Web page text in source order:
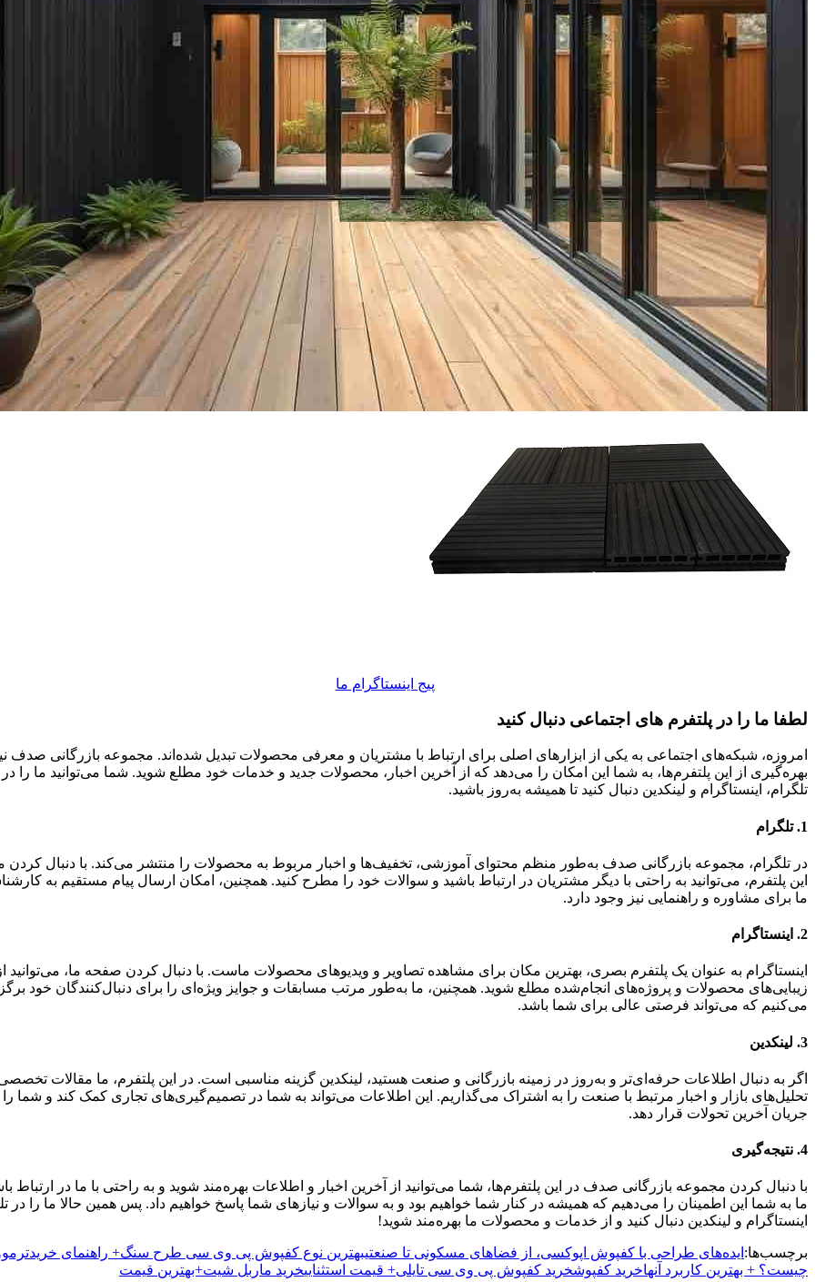
پیج اینستاگرام ما
لطفا ما را در پلتفرم های اجتماعی دنبال کنید
امروزه، شبکه‌های اجتماعی به یکی از ابزارهای اصلی برای ارتباط با مشتریان و معرفی محصولات تبدیل شده‌اند. مجموعه بازرگانی صدف
بهره‌گیری از این پلتفرم‌ها، به شما این امکان را می‌دهد که از آخرین اخبار، محصولات جدید و خدمات خود مطلع شوید. شما می‌توانید ما را در
تلگرام، اینستاگرام و لینکدین دنبال کنید تا همیشه به‌روز باشید.
1. تلگرام
در تلگرام، مجموعه بازرگانی صدف به‌طور منظم محتوای آموزشی، تخفیف‌ها و اخبار مربوط به محصولات را منتشر می‌کند. با دنبال کردن
این پلتفرم، می‌توانید به راحتی با دیگر مشتریان در ارتباط باشید و سوالات خود را مطرح کنید. همچنین، امکان ارسال پیام مستقیم به
ما برای مشاوره و راهنمایی نیز وجود دارد.
2. اینستاگرام
اینستاگرام به عنوان یک پلتفرم بصری، بهترین مکان برای مشاهده تصاویر و ویدیوهای محصولات ماست. با دنبال کردن صفحه ما، می‌توانید
زیبایی‌های محصولات و پروژه‌های انجام‌شده مطلع شوید. همچنین، ما به‌طور مرتب مسابقات و جوایز ویژه‌ای را برای دنبال‌کنندگان خود
می‌کنیم که می‌تواند فرصتی عالی برای شما باشد.
3. لینکدین
اگر به دنبال اطلاعات حرفه‌ای‌تر و به‌روز در زمینه بازرگانی و صنعت هستید، لینکدین گزینه مناسبی است. در این پلتفرم، ما مقالات
تحلیل‌های بازار و اخبار مرتبط با صنعت را به اشتراک می‌گذاریم. این اطلاعات می‌تواند به شما در تصمیم‌گیری‌های تجاری کمک کند و شما را
جریان آخرین تحولات قرار دهد.
4. نتیجه‌گیری
با دنبال کردن مجموعه بازرگانی صدف در این پلتفرم‌ها، شما می‌توانید از آخرین اخبار و اطلاعات بهره‌مند شوید و به راحتی با ما در ارتباط
ما به شما این اطمینان را می‌دهیم که همیشه در کنار شما خواهیم بود و به سوالات و نیازهای شما پاسخ خواهیم داد. پس همین حالا ما را در
اینستاگرام و لینکدین دنبال کنید و از خدمات و محصولات ما بهره‌مند شوید!
برچسب‌ها: ایده‌های طراحی با کفپوش اپوکسی، از فضاهای مسکونی تا صنعتیبهترین نوع کفپوش پی وی سی طرح سنگ+ راهنمای خرید
چیست؟ + بهترین کاربرد آنهاخرید کفپوشخرید کفپوش پی وی سی تایلی+ قیمت استثناییخرید ماربل شیت+بهترین قیمت